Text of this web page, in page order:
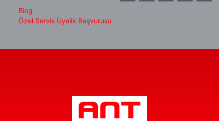
Blog
Özel Servis Üyelik Başvurusu